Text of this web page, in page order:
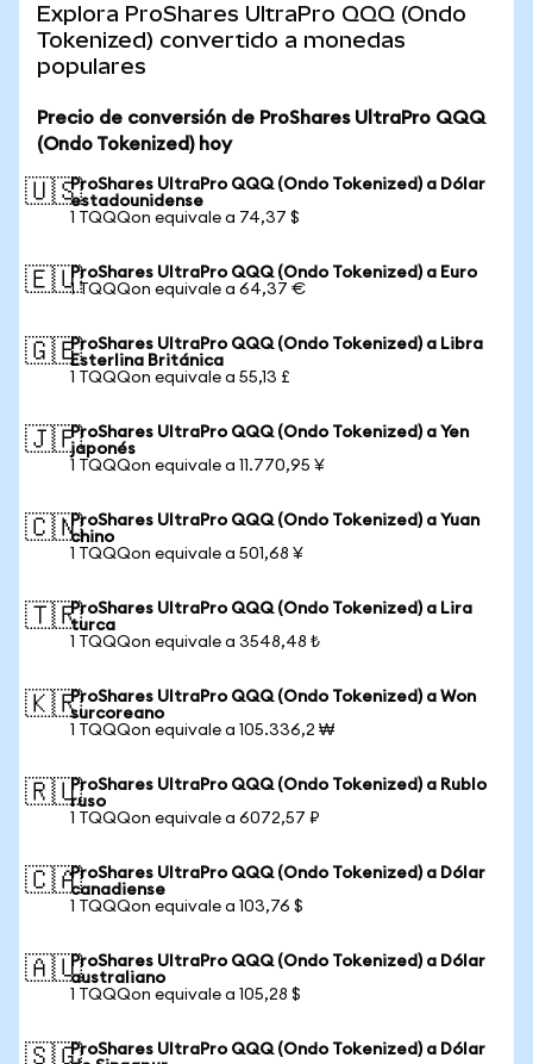
Explora ProShares UltraPro QQQ (Ondo
Tokenized) convertido a monedas
populares
Precio de conversión de ProShares UltraPro QQQ
(Ondo Tokenized) hoy
🇺🇸ProShares UltraPro QQQ (Ondo Tokenized) a Dólar
estadounidense
1 TQQQon equivale a 74,37 $
🇪🇺ProShares UltraPro QQQ (Ondo Tokenized) a Euro
1 TQQQon equivale a 64,37 €
🇬🇧ProShares UltraPro QQQ (Ondo Tokenized) a Libra
Esterlina Británica
1 TQQQon equivale a 55,13 £
🇯🇵ProShares UltraPro QQQ (Ondo Tokenized) a Yen
japonés
1 TQQQon equivale a 11.770,95 ¥
🇨🇳ProShares UltraPro QQQ (Ondo Tokenized) a Yuan
chino
1 TQQQon equivale a 501,68 ¥
🇹🇷ProShares UltraPro QQQ (Ondo Tokenized) a Lira
turca
1 TQQQon equivale a 3548,48 ₺
🇰🇷ProShares UltraPro QQQ (Ondo Tokenized) a Won
surcoreano
1 TQQQon equivale a 105.336,2 ₩
🇷🇺ProShares UltraPro QQQ (Ondo Tokenized) a Rublo
ruso
1 TQQQon equivale a 6072,57 ₽
🇨🇦ProShares UltraPro QQQ (Ondo Tokenized) a Dólar
canadiense
1 TQQQon equivale a 103,76 $
🇦🇺ProShares UltraPro QQQ (Ondo Tokenized) a Dólar
australiano
1 TQQQon equivale a 105,28 $
🇸🇬ProShares UltraPro QQQ (Ondo Tokenized) a Dólar